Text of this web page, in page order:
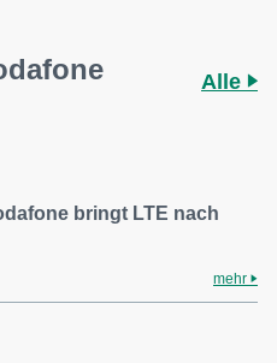
Alle
bringt LTE nach
mehr